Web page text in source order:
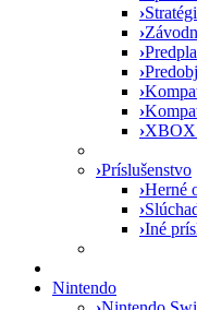
›
›
›
›
›
›
›XBOX
›Príslušenstvo
›Herné
›
›Iné
Nintendo